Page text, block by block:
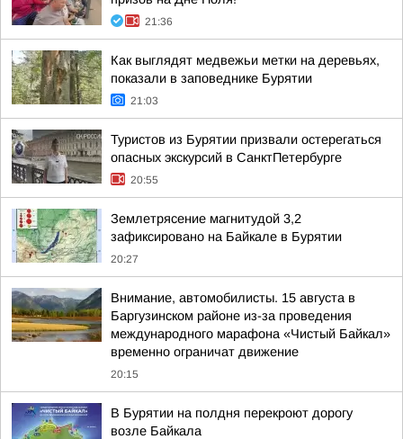
21:36
Как выглядят медвежьи метки на деревьях,
показали в заповеднике Бурятии
21:03
Туристов из Бурятии призвали остерегаться
опасных экскурсий в СанктПетербурге
20:55
Землетрясение магнитудой 3,2
зафиксировано на Байкале в Бурятии
20:27
Внимание, автомобилисты. 15 августа в
Баргузинском районе из-за проведения
международного марафона «Чистый Байкал»
временно ограничат движение
20:15
В Бурятии на полдня перекроют дорогу
возле Байкала